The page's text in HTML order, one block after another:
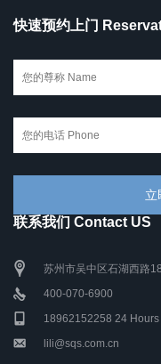
快速预约上门
联系我们 Contact US
苏州市吴中区石湖西路
400-070-6900
18962152258 24 Hours
lili@sqs.com.cn